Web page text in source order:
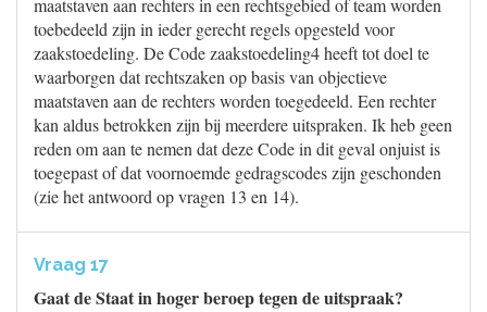
maatstaven aan rechters in een rechtsgebied of team worden
toebedeeld zijn in ieder gerecht regels opgesteld voor
zaakstoedeling. De Code zaakstoedeling4 heeft tot doel te
waarborgen dat rechtszaken op basis van objectieve
maatstaven aan de rechters worden toegedeeld. Een rechter
kan aldus betrokken zijn bij meerdere uitspraken. Ik heb geen
reden om aan te nemen dat deze Code in dit geval onjuist is
toegepast of dat voornoemde gedragscodes zijn geschonden
(zie het antwoord op vragen 13 en 14).
Vraag 17
Gaat de Staat in hoger beroep tegen de uitspraak?